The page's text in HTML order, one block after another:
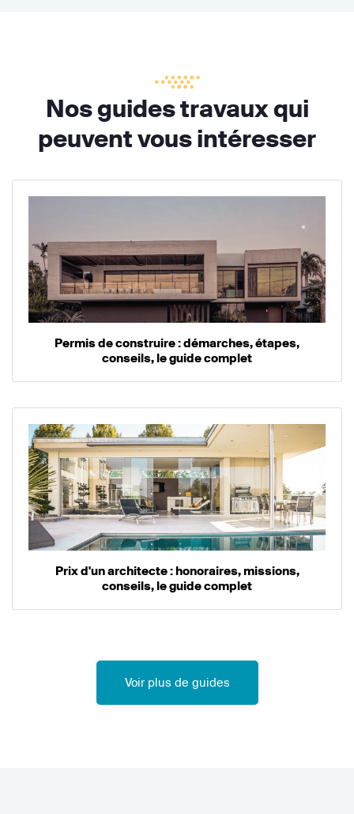
Nos guides travaux qui
peuvent vous intéresser
Permis de construire : démarches, étapes,
conseils, le guide complet
Prix d'un architecte : honoraires, missions,
conseils, le guide complet
Voir plus de guides